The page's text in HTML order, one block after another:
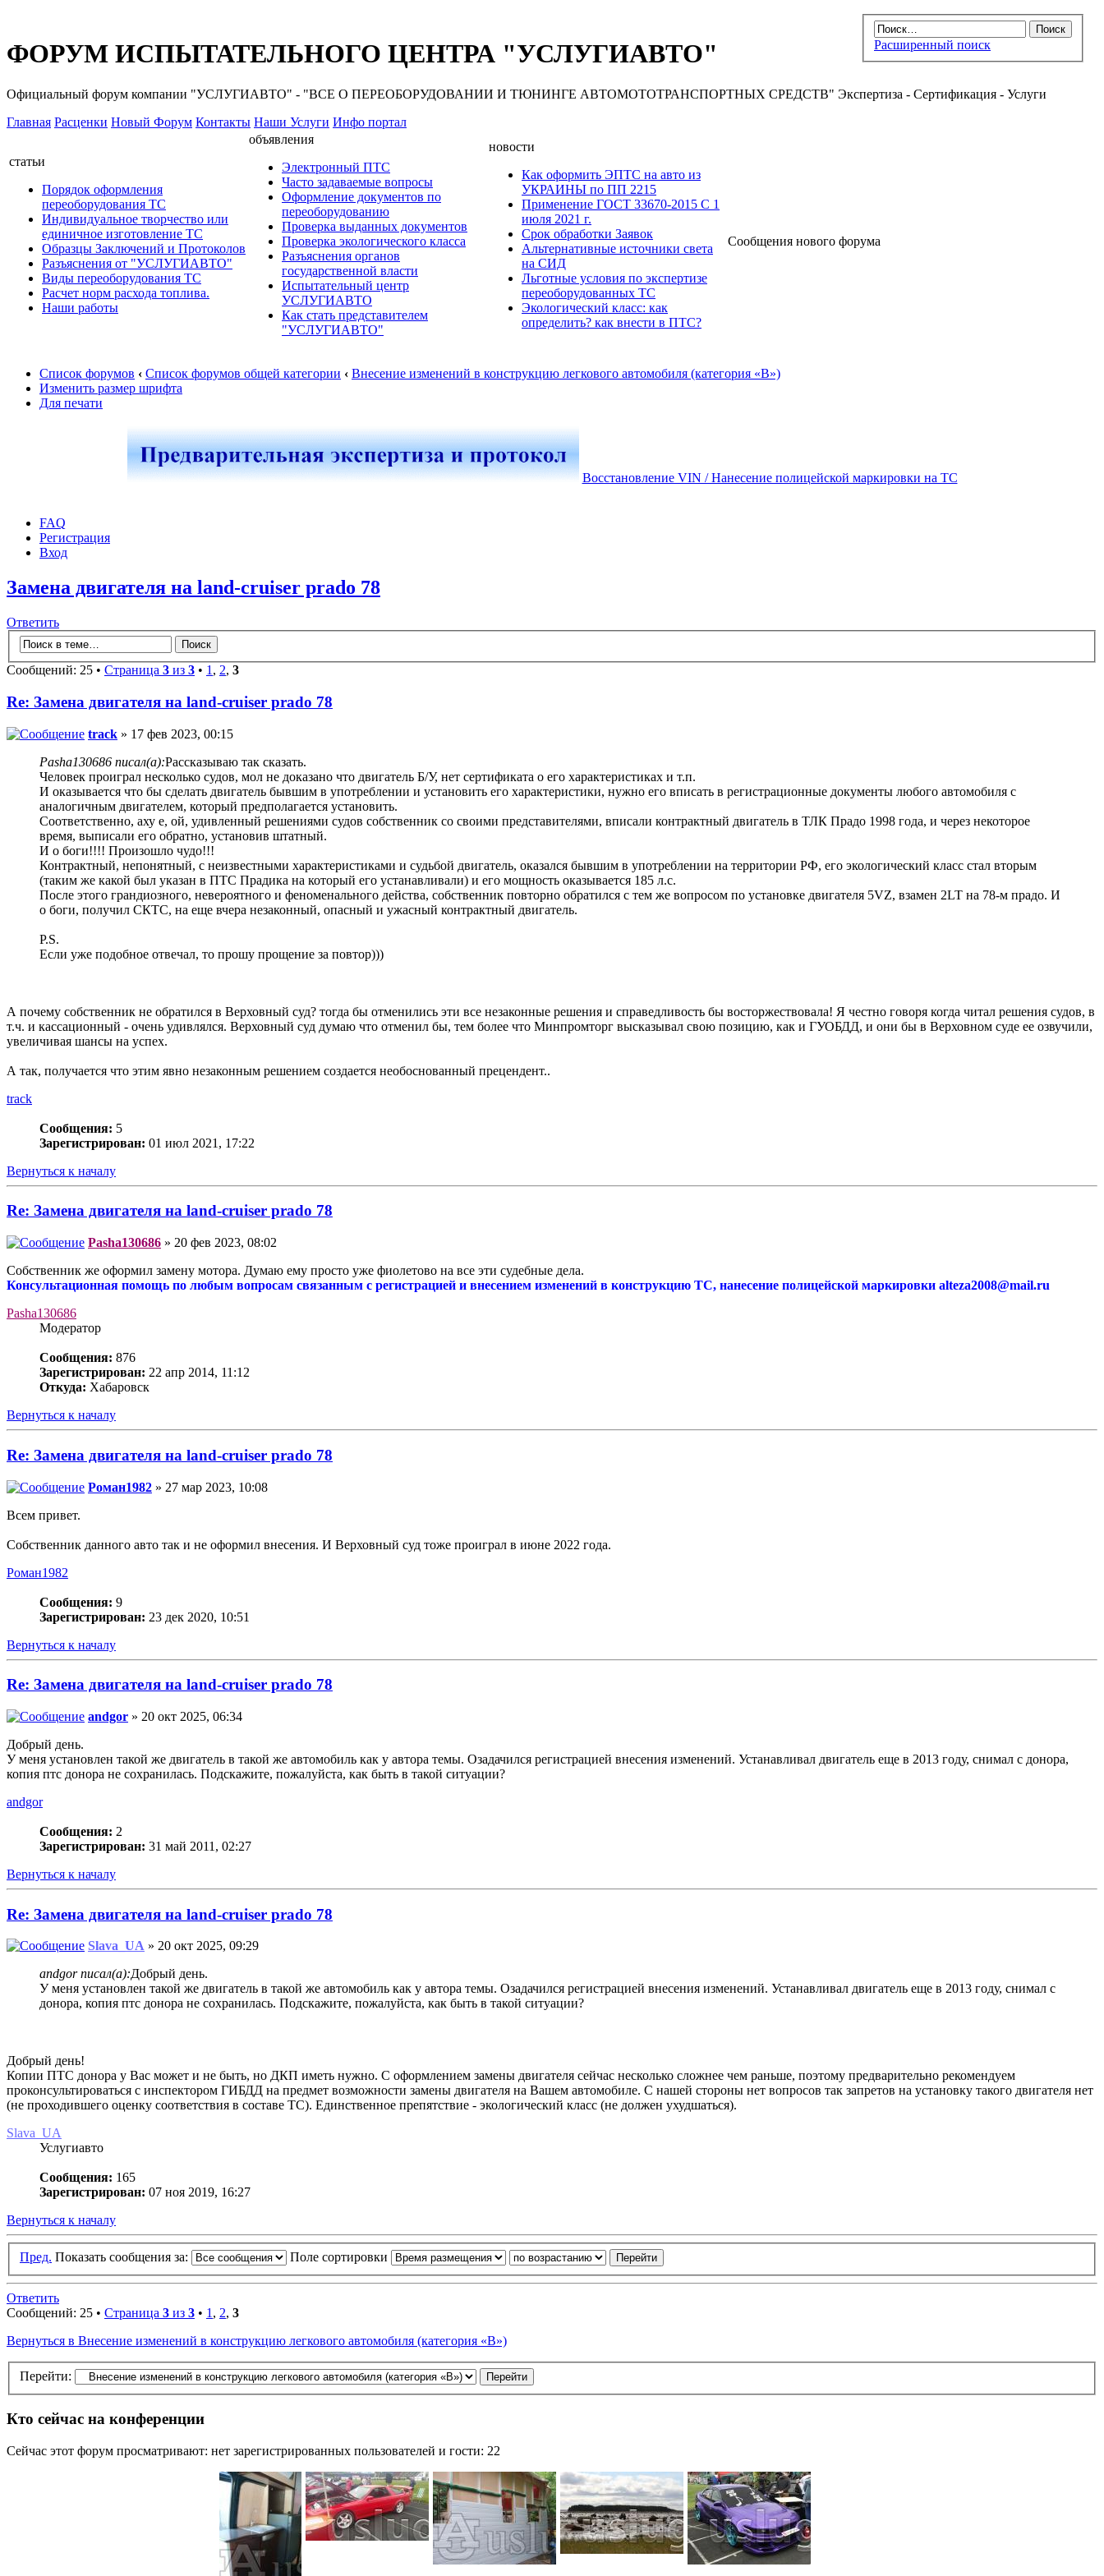
Расширенный поиск
ФОРУМ ИСПЫТАТЕЛЬНОГО ЦЕНТРА "УСЛУГИАВТО"
Официальный форум компании "УСЛУГИАВТО" - "ВСЕ О ПЕРЕОБОРУДОВАНИИ И ТЮНИНГЕ АВТОМОТОТРАНСПОРТНЫХ СРЕДСТВ" Экспертиза - Сертификация - Услуги
Главная Расценки Новый Форум Контакты Наши Услуги Инфо портал
статьи
Порядок оформления
переоборудования ТС
Индивидуальное творчество или
единичное изготовление ТС
Образцы Заключений и Протоколов
Разъяснения от "УСЛУГИАВТО"
Виды переоборудования ТС
Расчет норм расхода топлива.
Наши работы
объявления
Электронный ПТС
Часто задаваемые вопросы
Оформление документов по
переоборудованию
Проверка выданных документов
Проверка экологического класса
Разъяснения органов
государственной власти
Испытательный центр
УСЛУГИАВТО
Как стать представителем
"УСЛУГИАВТО"
новости
Как оформить ЭПТС на авто из
УКРАИНЫ по ПП 2215
Применение ГОСТ 33670-2015 С 1
июля 2021 г.
Срок обработки Заявок
Альтернативные источники света
на СИД
Льготные условия по экспертизе
переоборудованных ТС
Экологический класс: как
определить? как внести в ПТС?
Сообщения нового форума
Список форумов ‹ Список форумов общей категории ‹ Внесение изменений в конструкцию легкового автомобиля (категория «В»)
Изменить размер шрифта
Для печати
Восстановление VIN / Нанесение полицейской маркировки на ТС
FAQ
Регистрация
Вход
Замена двигателя на land-cruiser prado 78
Ответить
Сообщений: 25 • Страница 3 из 3 • 1 , 2, 3
Re: Замена двигателя на land-cruiser prado 78
track » 17 фев 2023, 00:15
Pasha130686 писал(а):Рассказываю так сказать.
Человек проиграл несколько судов, мол не доказано что двигатель Б/У, нет сертификата о его характеристиках и т.п.
И оказывается что бы сделать двигатель бывшим в употреблении и установить его характеристики, нужно его вписать в регистрационные документы любого автомобиля с
аналогичным двигателем, который предполагается установить.
Соответственно, аху е, ой, удивленный решениями судов собственник со своими представителями, вписали контрактный двигатель в ТЛК Прадо 1998 года, и через некоторое
время, выписали его обратно, установив штатный.
И о боги!!!! Произошло чудо!!!
Контрактный, непонятный, с неизвестными характеристиками и судьбой двигатель, оказался бывшим в употреблении на территории РФ, его экологический класс стал вторым
(таким же какой был указан в ПТС Прадика на который его устанавливали) и его мощность оказывается 185 л.с.
После этого грандиозного, невероятного и феноменального действа, собственник повторно обратился с тем же вопросом по установке двигателя 5VZ, взамен 2LT на 78-м прадо. И
о боги, получил СКТС, на еще вчера незаконный, опасный и ужасный контрактный двигатель.
P.S.
Если уже подобное отвечал, то прошу прощение за повтор)))
А почему собственник не обратился в Верховный суд? тогда бы отменились эти все незаконные решения и справедливость бы восторжествовала! Я честно говоря когда читал решения судов, в
т.ч. и кассационный - очень удивлялся. Верховный суд думаю что отменил бы, тем более что Минпромторг высказывал свою позицию, как и ГУОБДД, и они бы в Верховном суде ее озвучили,
увеличивая шансы на успех.
А так, получается что этим явно незаконным решением создается необоснованный прецендент..
track
Сообщения: 5
Зарегистрирован: 01 июл 2021, 17:22
Вернуться к началу
Re: Замена двигателя на land-cruiser prado 78
Pasha130686 » 20 фев 2023, 08:02
Собственник же оформил замену мотора. Думаю ему просто уже фиолетово на все эти судебные дела.
Консультационная помощь по любым вопросам связанным с регистрацией и внесением изменений в конструкцию ТС, нанесение полицейской маркировки alteza2008@mail.ru
Pasha130686
Модератор
Сообщения: 876
Зарегистрирован: 22 апр 2014, 11:12
Откуда: Хабаровск
Вернуться к началу
Re: Замена двигателя на land-cruiser prado 78
Роман1982 » 27 мар 2023, 10:08
Всем привет.
Собственник данного авто так и не оформил внесения. И Верховный суд тоже проиграл в июне 2022 года.
Роман1982
Сообщения: 9
Зарегистрирован: 23 дек 2020, 10:51
Вернуться к началу
Re: Замена двигателя на land-cruiser prado 78
andgor » 20 окт 2025, 06:34
Добрый день.
У меня установлен такой же двигатель в такой же автомобиль как у автора темы. Озадачился регистрацией внесения изменений. Устанавливал двигатель еще в 2013 году, снимал с донора,
копия птс донора не сохранилась. Подскажите, пожалуйста, как быть в такой ситуации?
andgor
Сообщения: 2
Зарегистрирован: 31 май 2011, 02:27
Вернуться к началу
Re: Замена двигателя на land-cruiser prado 78
Slava_UA » 20 окт 2025, 09:29
andgor писал(а):Добрый день.
У меня установлен такой же двигатель в такой же автомобиль как у автора темы. Озадачился регистрацией внесения изменений. Устанавливал двигатель еще в 2013 году, снимал с
донора, копия птс донора не сохранилась. Подскажите, пожалуйста, как быть в такой ситуации?
Добрый день!
Копии ПТС донора у Вас может и не быть, но ДКП иметь нужно. С оформлением замены двигателя сейчас несколько сложнее чем раньше, поэтому предварительно рекомендуем
проконсультироваться с инспектором ГИБДД на предмет возможности замены двигателя на Вашем автомобиле. С нашей стороны нет вопросов так запретов на установку такого двигателя нет
(не проходившего оценку соответствия в составе ТС). Единственное препятствие - экологический класс (не должен ухудшаться).
Slava_UA
Услугиавто
Сообщения: 165
Зарегистрирован: 07 ноя 2019, 16:27
Вернуться к началу
Пред. Показать сообщения за: Поле сортировки
Ответить
Сообщений: 25 • Страница 3 из 3 • 1 , 2, 3
Вернуться в Внесение изменений в конструкцию легкового автомобиля (категория «В»)
Перейти:
Кто сейчас на конференции
Сейчас этот форум просматривают: нет зарегистрированных пользователей и гости: 22